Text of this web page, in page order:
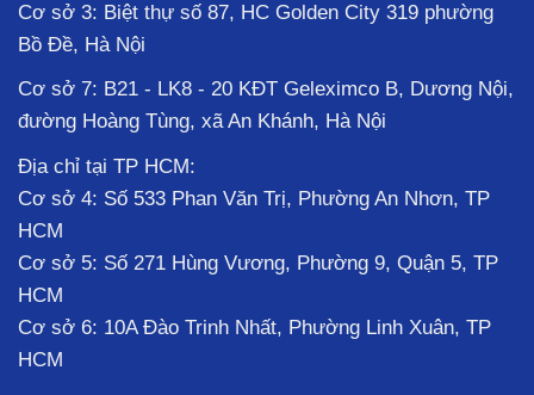
Cơ sở 3: Biệt thự số 87, HC Golden City 319 phường
Bồ Đề, Hà Nội
Cơ sở 7: B21 - LK8 - 20 KĐT Geleximco B, Dương Nội,
đường Hoàng Tùng, xã An Khánh, Hà Nội
Địa chỉ tại TP HCM:
Cơ sở 4: Số 533 Phan Văn Trị, Phường An Nhơn, TP
HCM
Cơ sở 5: Số 271 Hùng Vương, Phường 9, Quận 5, TP
HCM
Cơ sở 6: 10A Đào Trinh Nhất, Phường Linh Xuân, TP
HCM